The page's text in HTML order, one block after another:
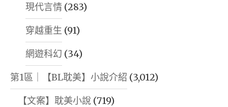
現代言情 (283)
穿越重生 (91)
網遊科幻 (34)
第1區｜【BL耽美】小說介紹 (3,012)
【文案】耽美小說 (719)